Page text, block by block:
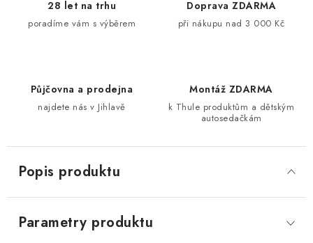
28 let na trhu
poradíme vám s výběrem
Doprava ZDARMA
při nákupu nad 3 000 Kč
Půjčovna a prodejna
najdete nás v Jihlavě
Montáž ZDARMA
k Thule produktům a dětským
autosedačkám
Popis produktu
Parametry produktu